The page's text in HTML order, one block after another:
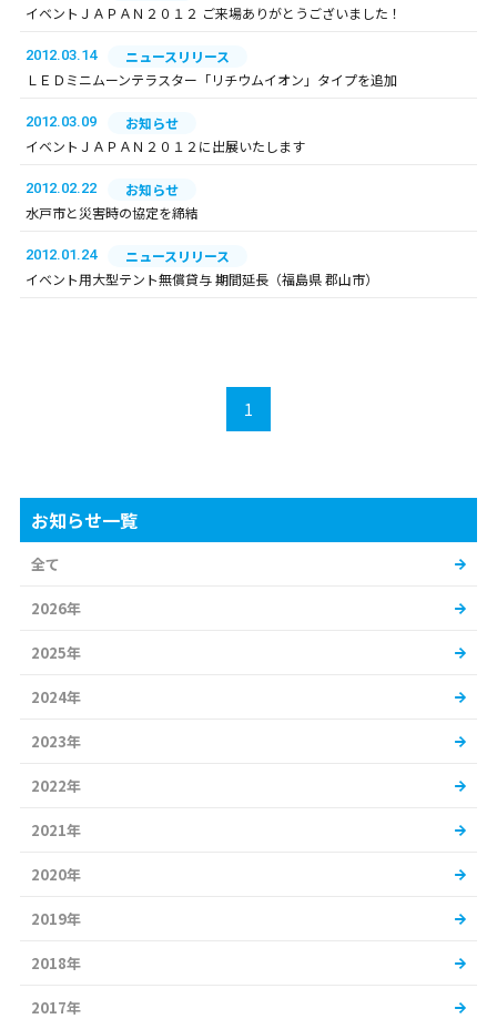
イベントＪＡＰＡＮ２０１２ ご来場ありがとうございました！
2012.03.14
ニュースリリース
ＬＥＤミニムーンテラスター「リチウムイオン」タイプを追加
2012.03.09
お知らせ
イベントＪＡＰＡＮ２０１２に出展いたします
2012.02.22
お知らせ
水戸市と災害時の協定を締結
2012.01.24
ニュースリリース
イベント用大型テント無償貸与 期間延長（福島県 郡山市）
1
お知らせ一覧
全て
2026年
2025年
2024年
2023年
2022年
2021年
2020年
2019年
2018年
2017年